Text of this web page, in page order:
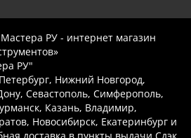
РУ - интернет магазин
РУ"
Нижний Новгород,
Севастополь, Симферополь,
Казань, Владимир,
Новосибирск, Екатеринбург и